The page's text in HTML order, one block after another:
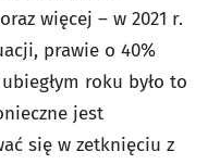
więcej – w 2021 r.
prawie o 40%
roku było to
jest
się w zetknięciu z